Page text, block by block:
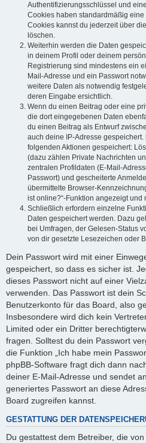
Authentifizierungsschlüssel und
Cookies haben standardmäßig eine
Cookies kannst du jederzeit über
löschen.
Weiterhin werden die Daten
in deinem Profil oder deinem
Registrierung sind mindestens ein
Mail-Adresse und ein Passwort
weitere Daten als notwendig
deren Eingabe ersichtlich.
Wenn du einen Beitrag oder eine
die dort eingegebenen Daten
du einen Beitrag als Entwurf
auch deine IP-Adresse
folgenden Aktionen gespeichert:
(dazu zählen Private Nachrichten
zentralen Profildaten (E-Mail-
Passwort) und gescheiterte
übermittelte Browser-
ist online?“-Funktion angezeigt und
Schließlich erfordern einzelne
Daten gespeichert werden. Dazu
bei Umfragen, der Gelesen-Status
von dir gesetzte Lesezeichen oder
Dein Passwort wird mit einer
gespeichert, so dass es sicher ist.
dieses Passwort nicht auf einer
verwenden. Das Passwort ist dein
Benutzerkonto für das Board, also
Insbesondere wird dich kein
Limited oder ein Dritter
fragen. Solltest du dein Passwort
die Funktion „Ich habe mein
phpBB-Software fragt dich dann
deiner E-Mail-Adresse und sendet
generiertes Passwort an diese
Board zugreifen kannst.
GESTATTUNG DER
Du gestattest dem Betreiber, die